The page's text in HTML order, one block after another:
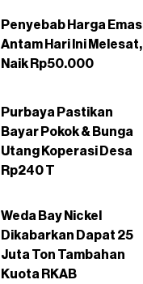
Penyebab Harga Emas
Antam Hari Ini Melesat,
Naik Rp50.000
Purbaya Pastikan
Bayar Pokok & Bunga
Utang Koperasi Desa
Rp240 T
Weda Bay Nickel
Dikabarkan Dapat 25
Juta Ton Tambahan
Kuota RKAB